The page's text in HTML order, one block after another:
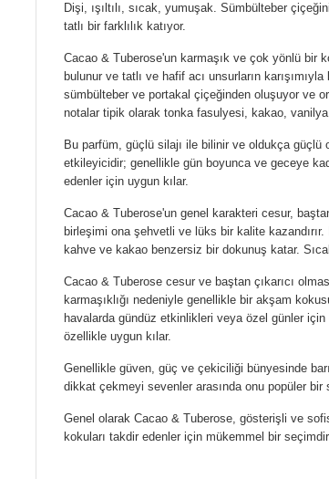
Dişi, ışıltılı, sıcak, yumuşak. Sümbülteber
tatlı bir farklılık katıyor.
Cacao & Tuberose'un karmaşık ve çok yönlü bir
bulunur ve tatlı ve hafif acı unsurların
sümbülteber ve portakal çiçeğinden oluşuyor ve
notalar tipik olarak tonka fasulyesi, kakao, vanilya
Bu parfüm, güçlü silajı ile bilinir ve oldukça güçlü
etkileyicidir; genellikle gün boyunca ve geceye
edenler için uygun kılar.
Cacao & Tuberose'un genel karakteri cesur,
birleşimi ona şehvetli ve lüks bir kalite
kahve ve kakao benzersiz bir dokunuş katar.
Cacao & Tuberose cesur ve baştan çıkarıcı
karmaşıklığı nedeniyle genellikle bir akşam
havalarda gündüz etkinlikleri veya özel günler
özellikle uygun kılar.
Genellikle güven, güç ve çekiciliği bünyesinde
dikkat çekmeyi sevenler arasında onu popüler bir
Genel olarak Cacao & Tuberose, gösterişli ve
kokuları takdir edenler için mükemmel bir